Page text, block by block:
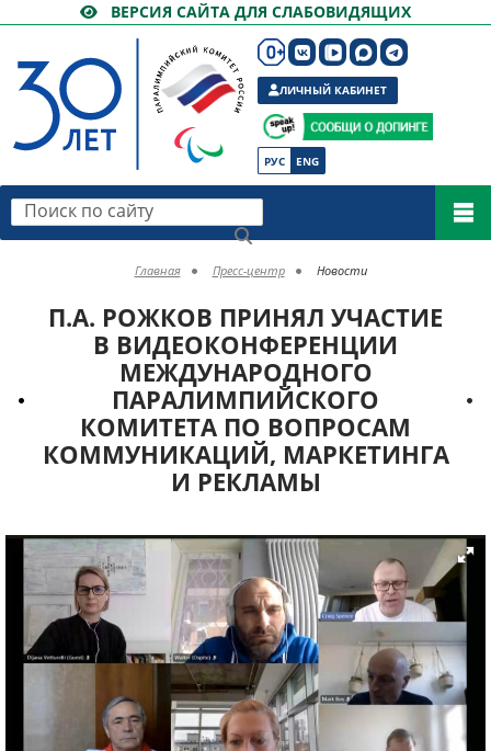
ВЕРСИЯ САЙТА ДЛЯ СЛАБОВИДЯЩИХ
РУС ENG
ЛИЧНЫЙ КАБИНЕТ
Поиск по сайту
Главная Пресс-центр Новости
П.А. РОЖКОВ ПРИНЯЛ УЧАСТИЕ
В ВИДЕОКОНФЕРЕНЦИИ
МЕЖДУНАРОДНОГО
ПАРАЛИМПИЙСКОГО
КОМИТЕТА ПО ВОПРОСАМ
КОММУНИКАЦИЙ, МАРКЕТИНГА
И РЕКЛАМЫ